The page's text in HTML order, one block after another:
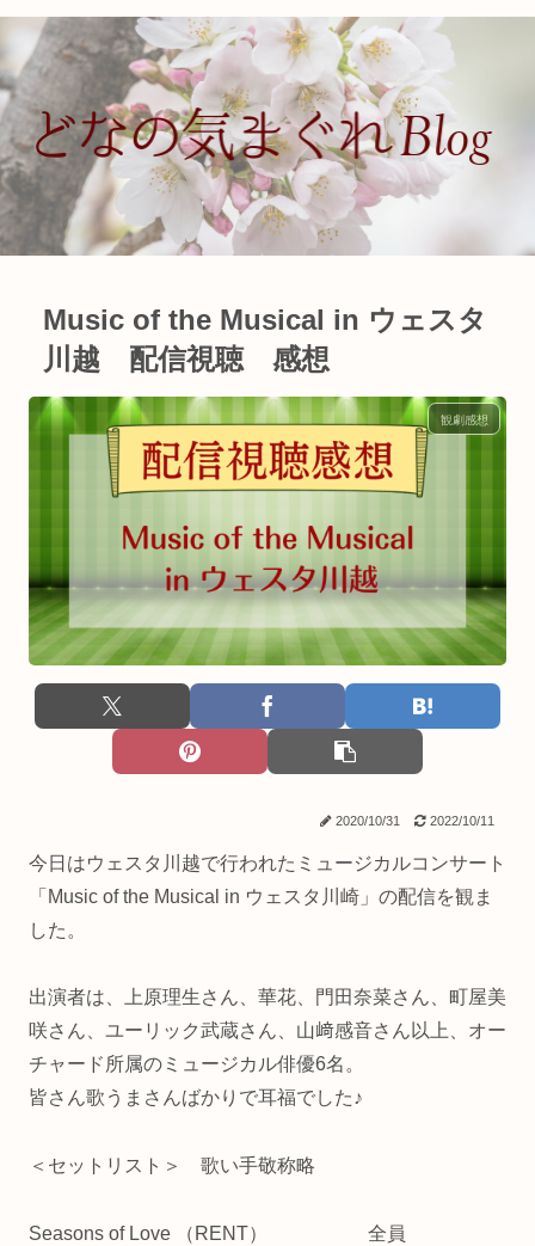
Music of the Musical in ウェスタ
川越 配信視聴 感想
観劇感想
2020/10/31 2022/10/11
今日はウェスタ川越で行われたミュージカルコンサート
「Music of the Musical in ウェスタ川崎」の配信を観ま
した。
出演者は、上原理生さん、華花、門田奈菜さん、町屋美
咲さん、ユーリック武蔵さん、山﨑感音さん以上、オー
チャード所属のミュージカル俳優6名。
皆さん歌うまさんばかりで耳福でした♪
＜セットリスト＞ 歌い手敬称略
Seasons of Love （RENT） 全員